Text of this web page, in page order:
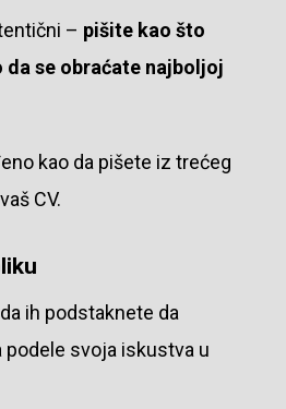
– pišite kao što
se obraćate najboljoj
kao da pišete iz trećeg
CV.
ih podstaknete da
svoja iskustva u